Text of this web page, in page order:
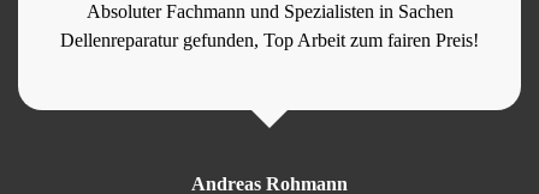
Absoluter Fachmann und Spezialisten in Sachen
Dellenreparatur gefunden, Top Arbeit zum fairen Preis!
Andreas Rohmann